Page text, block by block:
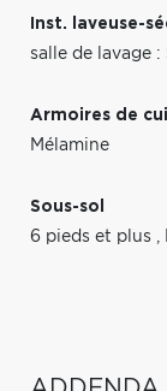
Inst. laveuse-
salle de lavage :
Armoires de
Mélamine
Sous-sol
6 pieds et plus ,